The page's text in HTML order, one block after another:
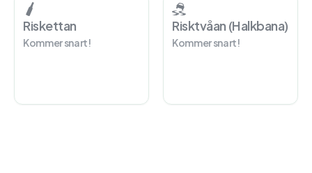
Riskettan
Kommer snart!
Risktvåan (Halkbana)
Kommer snart!